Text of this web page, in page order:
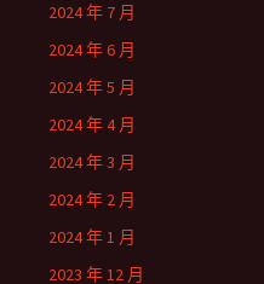
2024 年 7 月
2024 年 6 月
2024 年 5 月
2024 年 4 月
2024 年 3 月
2024 年 2 月
2024 年 1 月
2023 年 12 月